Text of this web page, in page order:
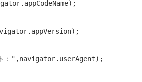
：" ,navigator.userAgent);